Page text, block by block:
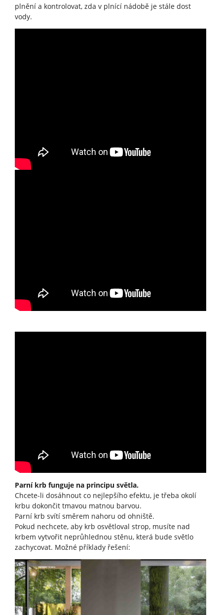
plnění a kontrolovat, zda v plnící nádobě je stále dost
vody.
Parní krb funguje na principu světla.
Chcete-li dosáhnout co nejlepšího efektu, je třeba okolí
krbu dokončit tmavou matnou barvou.
Parní krb svítí směrem nahoru od ohniště.
Pokud nechcete, aby krb osvětloval strop, musíte nad
krbem vytvořit neprůhlednou stěnu, která bude světlo
zachycovat. Možné příklady řešení: